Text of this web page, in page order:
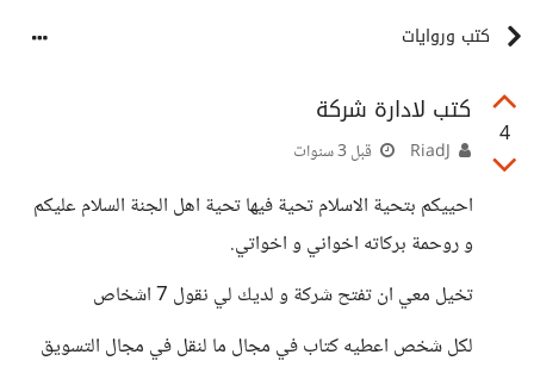
كتب وروايات
4
كتب لادارة شركة
قبل 3 سنوات
احييكم بتحية الاسلام تحية فيها تحية اهل الجنة السلام عليكم
و روحمة بركاته اخواني و اخواتي.
تخيل معي ان تفتح شركة و لديك لي نقول 7 اشخاص
لكل شخص اعطيه كتاب في مجال ما لنقل في مجال التسويق